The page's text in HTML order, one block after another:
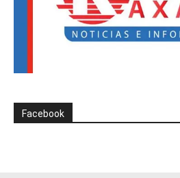
Facebook